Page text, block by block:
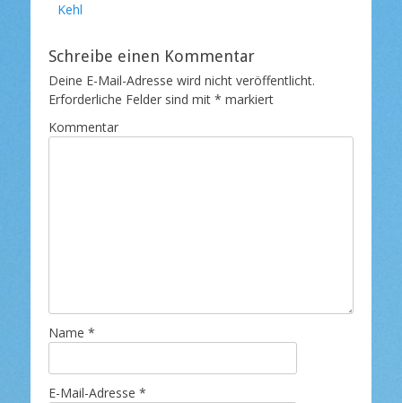
Beitrag:
Kehl
Schreibe einen Kommentar
Deine E-Mail-Adresse wird nicht veröffentlicht.
Erforderliche Felder sind mit * markiert
Kommentar
Name *
E-Mail-Adresse *